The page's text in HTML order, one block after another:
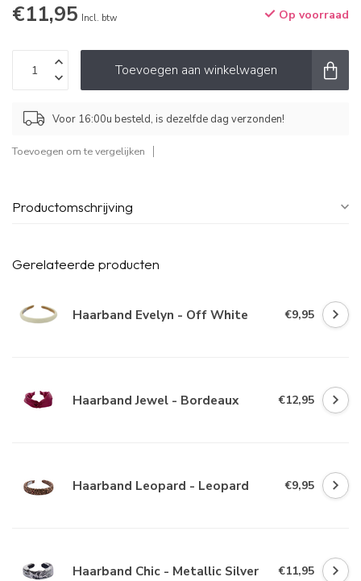
€11,95 Incl. btw Op voorraad
Toevoegen aan winkelwagen
Voor 16:00u besteld, is dezelfde dag verzonden!
Toevoegen om te vergelijken
Productomschrijving
Gerelateerde producten
Haarband Evelyn - Off White €9,95
Haarband Jewel - Bordeaux €12,95
Haarband Leopard - Leopard €9,95
Haarband Chic - Metallic Silver €11,95